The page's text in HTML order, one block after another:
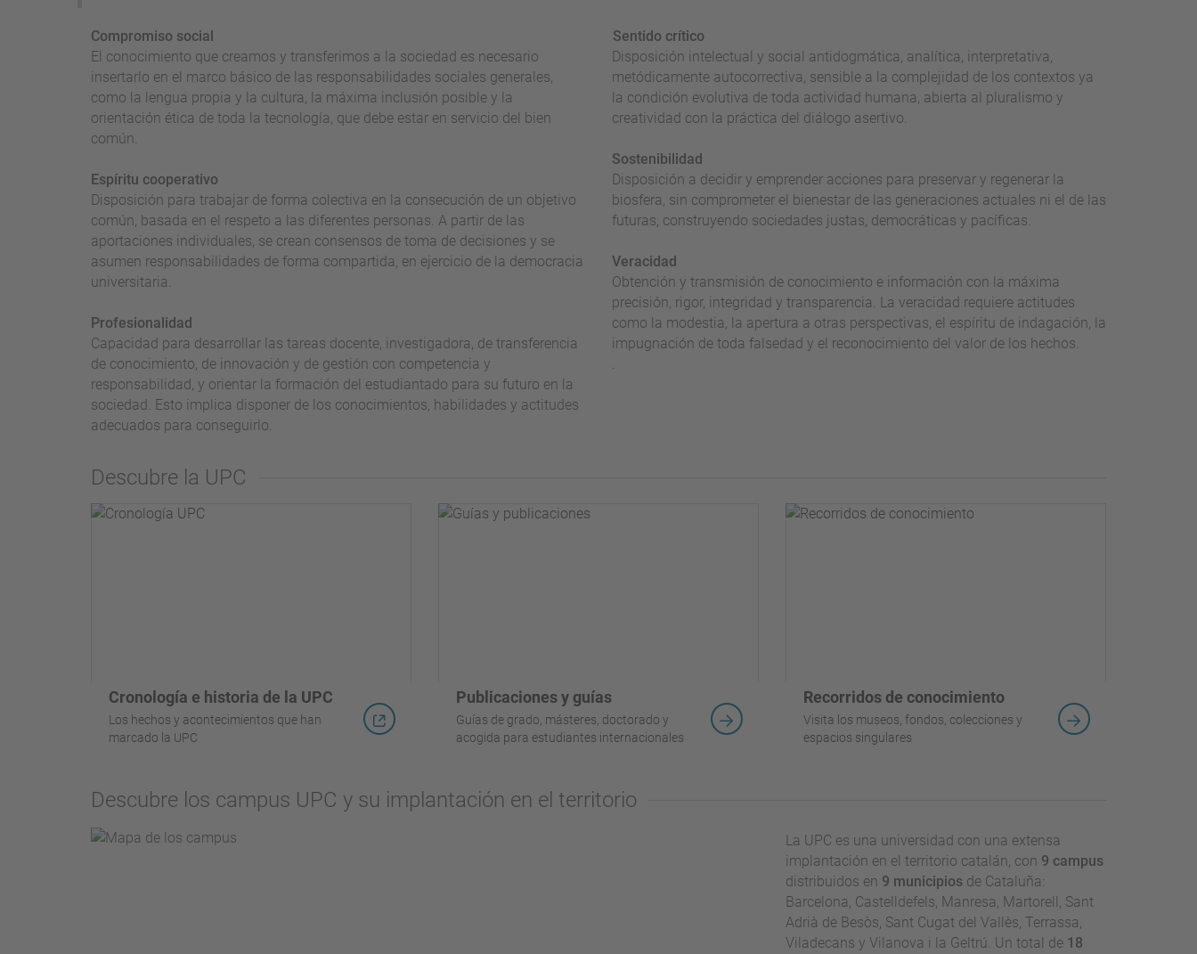
Compromiso social
El conocimiento que creamos y transferimos a la sociedad es necesario
insertarlo en el marco básico de las responsabilidades sociales generales,
como la lengua propia y la cultura, la máxima inclusión posible y la
orientación ética de toda la tecnología, que debe estar en servicio del bien
común.
Espíritu cooperativo
Disposición para trabajar de forma colectiva en la consecución de un objetivo
común, basada en el respeto a las diferentes personas. A partir de las
aportaciones individuales, se crean consensos de toma de decisiones y se
asumen responsabilidades de forma compartida, en ejercicio de la democracia
universitaria.
Profesionalidad
Capacidad para desarrollar las tareas docente, investigadora, de transferencia
de conocimiento, de innovación y de gestión con competencia y
responsabilidad, y orientar la formación del estudiantado para su futuro en la
sociedad. Esto implica disponer de los conocimientos, habilidades y actitudes
adecuados para conseguirlo.
Sentido crítico
Disposición intelectual y social antidogmática, analítica, interpretativa,
metódicamente autocorrectiva, sensible a la complejidad de los contextos ya
la condición evolutiva de toda actividad humana, abierta al pluralismo y
creatividad con la práctica del diálogo asertivo.
Sostenibilidad
Disposición a decidir y emprender acciones para preservar y regenerar la
biosfera, sin comprometer el bienestar de las generaciones actuales ni el de las
futuras, construyendo sociedades justas, democráticas y pacíficas.
Veracidad
Obtención y transmisión de conocimiento e información con la máxima
precisión, rigor, integridad y transparencia. La veracidad requiere actitudes
como la modestia, la apertura a otras perspectivas, el espíritu de indagación, la
impugnación de toda falsedad y el reconocimiento del valor de los hechos.
.
Descubre la UPC
Cronología e historia de la UPC
Los hechos y acontecimientos que han
marcado la UPC
Publicaciones y guías
Guías de grado, másteres, doctorado y
acogida para estudiantes internacionales
Recorridos de conocimiento
Visita los museos, fondos, colecciones y
espacios singulares
Descubre los campus UPC y su implantación en el territorio
La UPC es una universidad con una extensa
implantación en el territorio catalán, con 9 campus
distribuidos en 9 municipios de Cataluña:
Barcelona, Castelldefels, Manresa, Martorell, Sant
Adrià de Besòs, Sant Cugat del Vallès, Terrassa,
Viladecans y Vilanova i la Geltrú. Un total de 18